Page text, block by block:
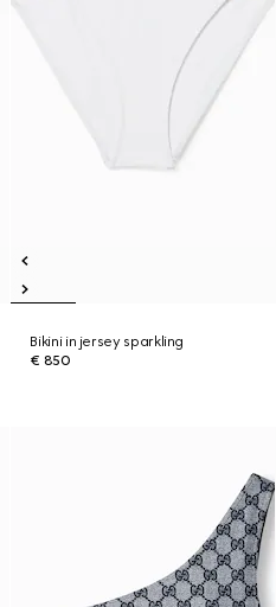
Bikini in jersey sparkling
€ 850